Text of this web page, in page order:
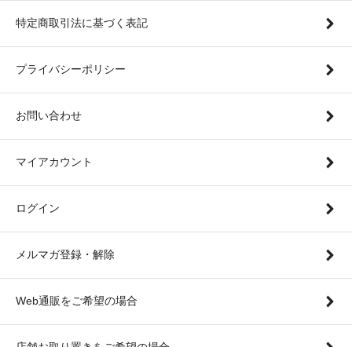
特定商取引法に基づく表記
プライバシーポリシー
お問い合わせ
マイアカウント
ログイン
メルマガ登録・解除
Web通販をご希望の場合